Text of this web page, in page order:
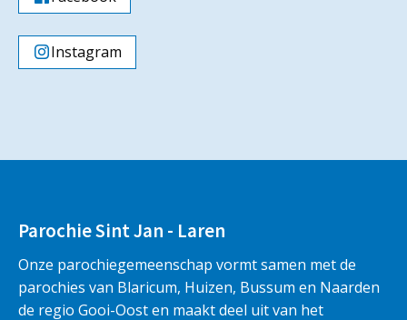
Instagram
Parochie Sint Jan - Laren
Onze parochiegemeenschap vormt samen met de
parochies van Blaricum, Huizen, Bussum en Naarden
de regio Gooi-Oost en maakt deel uit van het